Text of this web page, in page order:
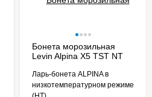
Бонета морозильная
Levin Alpina X5 TST NT
Ларь-бонета ALPINA в
низкотемпературном режиме